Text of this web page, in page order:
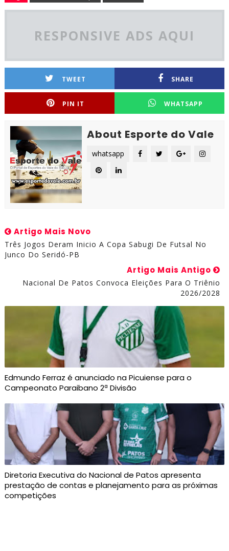
RESPONSIVE ADS AQUI
TWEET SHARE
PIN IT WHATSAPP
About Esporte do Vale
whatsapp
Artigo Mais Novo
Três Jogos Deram Inicio A Copa Sabugi De Futsal No
Junco Do Seridó-PB
Artigo Mais Antigo
Nacional De Patos Convoca Eleições Para O Triênio
2026/2028
Edmundo Ferraz é anunciado na Picuiense para o
Campeonato Paraibano 2ª Divisão
Diretoria Executiva do Nacional de Patos apresenta
prestação de contas e planejamento para as próximas
competições